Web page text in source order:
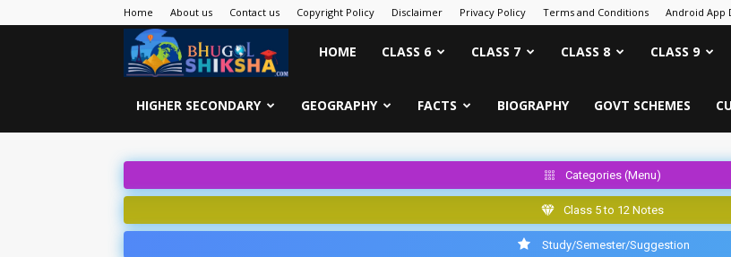
Home About us Contact us Copyright Policy Disclaimer Privacy Policy Terms and Conditions Android App
Bhugol
Shiksha
HOME CLASS 6 CLASS 7 CLASS 8 CLASS 9
HIGHER SECONDARY GEOGRAPHY FACTS BIOGRAPHY GOVT SCHEMES
Categories (Menu)
Class 5 to 12 Notes
Study/Semester/Suggestion